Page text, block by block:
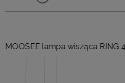
MOOSEE lampa wisząca RING